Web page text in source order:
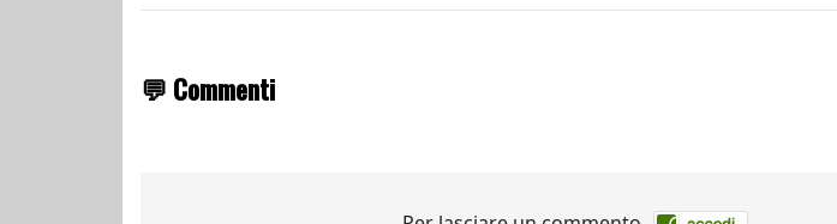
💬 Commenti